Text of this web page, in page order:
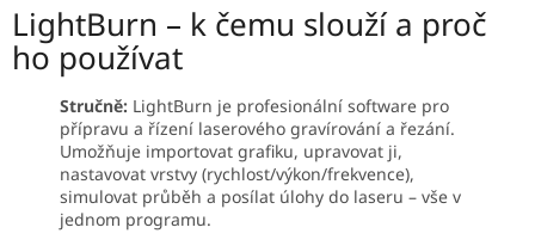
LightBurn – k čemu slouží a proč
ho používat
Stručně: LightBurn je profesionální software pro
přípravu a řízení laserového gravírování a řezání.
Umožňuje importovat grafiku, upravovat ji,
nastavovat vrstvy (rychlost/výkon/frekvence),
simulovat průběh a posílat úlohy do laseru – vše v
jednom programu.